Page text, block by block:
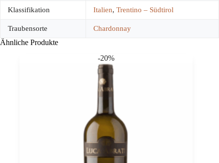
Klassifikation Italien, Trentino – Südtirol
Traubensorte Chardonnay
Ähnliche Produkte
-20%